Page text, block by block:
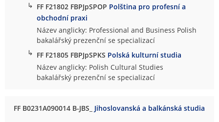
↳ FF F21802 FBPJpSPOP Polština pro profesní a
obchodní praxi
Název anglicky: Professional and Business Polish
bakalářský prezenční se specializací
↳ FF F21805 FBPJpSPKS Polská kulturní studia
Název anglicky: Polish Cultural Studies
bakalářský prezenční se specializací
FF B0231A090014 B-JBS_ Jihoslovanská a balkánská studia